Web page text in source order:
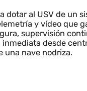
dotar al USV de
y vídeo que